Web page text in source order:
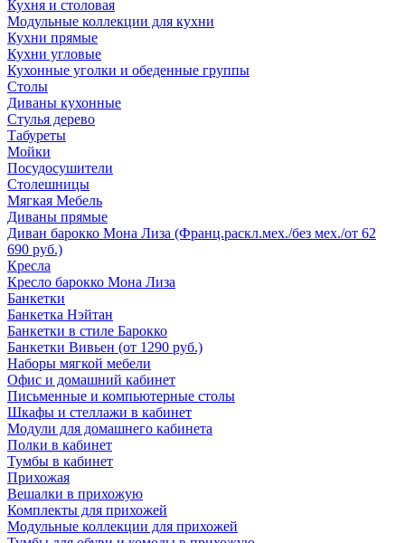
Кухня и столовая
Модульные коллекции для кухни
Кухни прямые
Кухни угловые
Кухонные уголки и обеденные группы
Столы
Диваны кухонные
Стулья дерево
Табуреты
Мойки
Посудосушители
Столешницы
Мягкая Мебель
Диваны прямые
Диван барокко Мона Лиза (Франц.раскл.мех./без мех./от 62
690 руб.)
Кресла
Кресло барокко Мона Лиза
Банкетки
Банкетка Нэйтан
Банкетки в стиле Барокко
Банкетки Вивьен (от 1290 руб.)
Наборы мягкой мебели
Офис и домашний кабинет
Письменные и компьютерные столы
Шкафы и стеллажи в кабинет
Модули для домашнего кабинета
Полки в кабинет
Тумбы в кабинет
Прихожая
Вешалки в прихожую
Комплекты для прихожей
Модульные коллекции для прихожей